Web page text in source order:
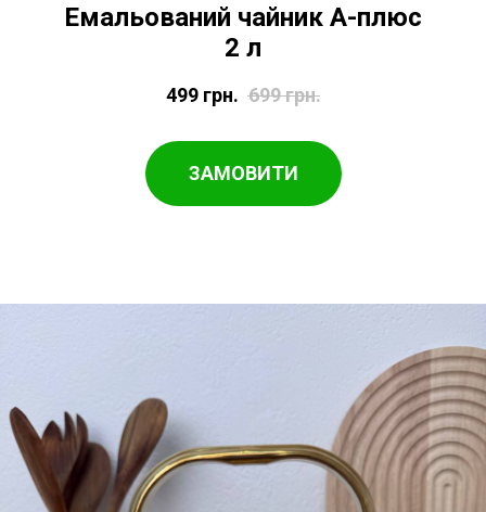
Емальований чайник А-плюс
2 л
499 грн. 699грн.
ЗАМОВИТИ